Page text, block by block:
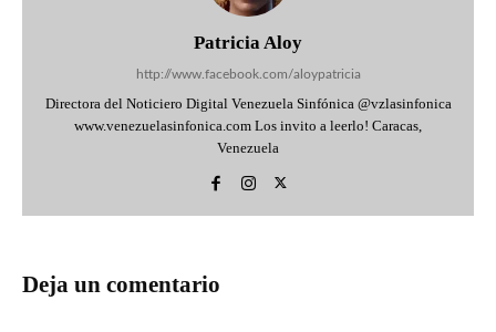
Patricia Aloy
http://www.facebook.com/aloypatricia
Directora del Noticiero Digital Venezuela Sinfónica @vzlasinfonica
www.venezuelasinfonica.com Los invito a leerlo! Caracas,
Venezuela
Deja un comentario